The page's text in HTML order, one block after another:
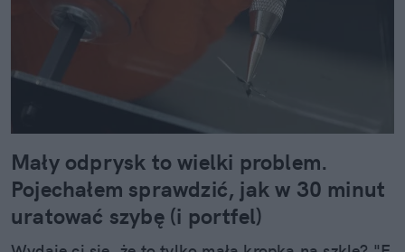
Mały odprysk to wielki problem.
Pojechałem sprawdzić, jak w 30 minut
uratować szybę (i portfel)